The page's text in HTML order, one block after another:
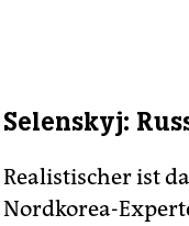
Selenskyj:
Realistischer ist
Nordkorea-